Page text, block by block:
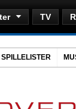
TV
SPILLELISTER